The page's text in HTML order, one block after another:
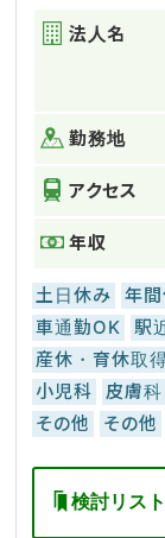
法人名
勤務地
アクセス
年収
土日休み 年
車通勤OK
駅
産休・育休取
小児科
皮膚科
その他
その他
検討リス